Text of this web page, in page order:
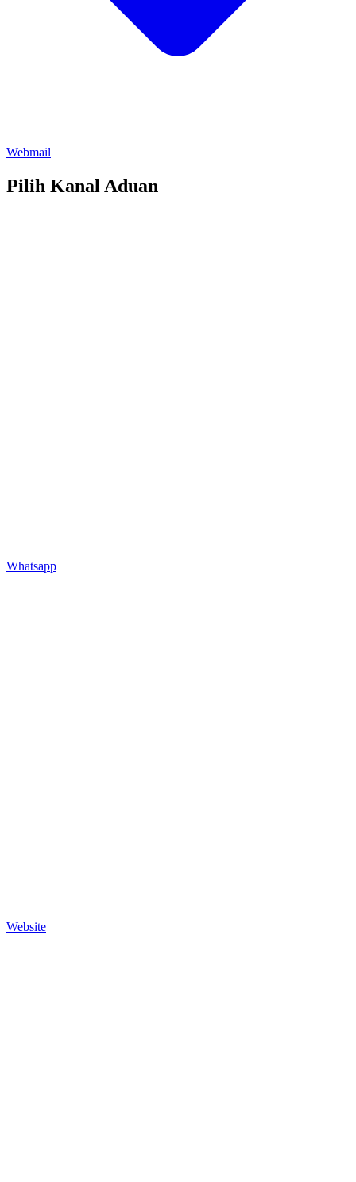
Webmail
Pilih Kanal Aduan
Whatsapp
Website